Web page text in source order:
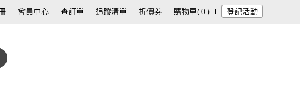
會員中心 查訂單 追蹤清單 折價券 購物車( 0 ) 登記活動